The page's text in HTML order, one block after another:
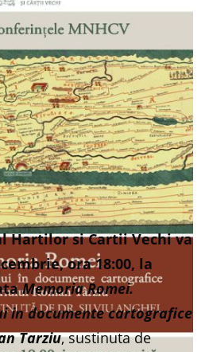
Hartilor si Cartii Vechi va
ora 18:00, la
Memoria Romei.
in documente cartografice
Tarziu, sustinuta de